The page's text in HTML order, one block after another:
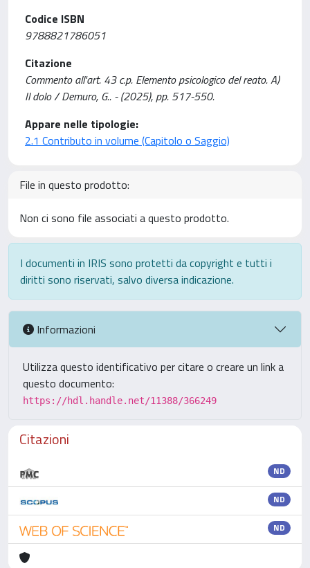
Codice ISBN
9788821786051
Citazione
Commento all'art. 43 c.p. Elemento psicologico del reato. A)
Il dolo / Demuro, G.. - (2025), pp. 517-550.
Appare nelle tipologie:
2.1 Contributo in volume (Capitolo o Saggio)
File in questo prodotto:
Non ci sono file associati a questo prodotto.
I documenti in IRIS sono protetti da copyright e tutti i
diritti sono riservati, salvo diversa indicazione.
Informazioni
Utilizza questo identificativo per citare o creare un link a
questo documento:
https://hdl.handle.net/11388/366249
Citazioni
ND
ND
ND